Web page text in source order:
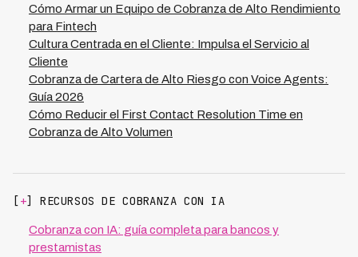
vincula directamente a mejores resultados: el 73% de
tasa de recuperación y 70% menos costo operativo no
solo son números, sino prueba de que sistemas bien
diseñados con cultura fuerte generan beneficios
tangibles para todos.
Cómo Armar un Equipo de Cobranza de Alto Rendimiento
para Fintech
Cultura Centrada en el Cliente: Impulsa el Servicio al
Cliente
Cobranza de Cartera de Alto Riesgo con Voice Agents:
Guía 2026
Cómo Reducir el First Contact Resolution Time en
Cobranza de Alto Volumen
[+] RECURSOS DE COBRANZA CON IA
Cobranza con IA: guía completa para bancos y
prestamistas